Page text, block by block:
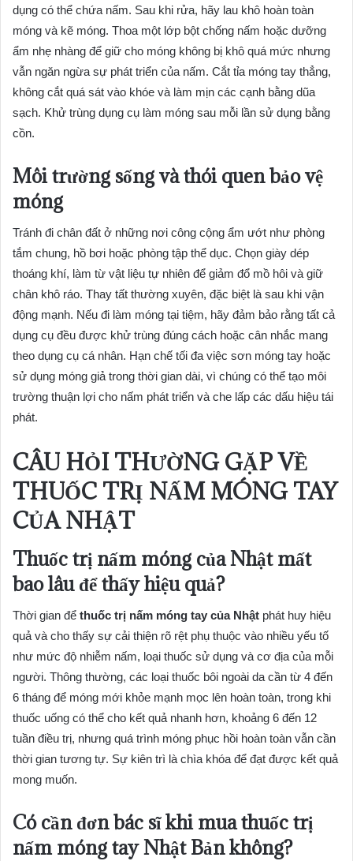
dụng có thể chứa nấm. Sau khi rửa, hãy lau khô hoàn toàn
móng và kẽ móng. Thoa một lớp bột chống nấm hoặc dưỡng
ẩm nhẹ nhàng để giữ cho móng không bị khô quá mức nhưng
vẫn ngăn ngừa sự phát triển của nấm. Cắt tỉa móng tay thẳng,
không cắt quá sát vào khóe và làm mịn các cạnh bằng dũa
sạch. Khử trùng dụng cụ làm móng sau mỗi lần sử dụng bằng
cồn.
Môi trường sống và thói quen bảo vệ
móng
Tránh đi chân đất ở những nơi công cộng ẩm ướt như phòng
tắm chung, hồ bơi hoặc phòng tập thể dục. Chọn giày dép
thoáng khí, làm từ vật liệu tự nhiên để giảm đổ mồ hôi và giữ
chân khô ráo. Thay tất thường xuyên, đặc biệt là sau khi vận
động mạnh. Nếu đi làm móng tại tiệm, hãy đảm bảo rằng tất cả
dụng cụ đều được khử trùng đúng cách hoặc cân nhắc mang
theo dụng cụ cá nhân. Hạn chế tối đa việc sơn móng tay hoặc
sử dụng móng giả trong thời gian dài, vì chúng có thể tạo môi
trường thuận lợi cho nấm phát triển và che lấp các dấu hiệu tái
phát.
CÂU HỎI THƯỜNG GẶP VỀ
THUỐC TRỊ NẤM MÓNG TAY
CỦA NHẬT
Thuốc trị nấm móng của Nhật mất
bao lâu để thấy hiệu quả?
Thời gian để thuốc trị nấm móng tay của Nhật phát huy hiệu
quả và cho thấy sự cải thiện rõ rệt phụ thuộc vào nhiều yếu tố
như mức độ nhiễm nấm, loại thuốc sử dụng và cơ địa của mỗi
người. Thông thường, các loại thuốc bôi ngoài da cần từ 4 đến
6 tháng để móng mới khỏe mạnh mọc lên hoàn toàn, trong khi
thuốc uống có thể cho kết quả nhanh hơn, khoảng 6 đến 12
tuần điều trị, nhưng quá trình móng phục hồi hoàn toàn vẫn cần
thời gian tương tự. Sự kiên trì là chìa khóa để đạt được kết quả
mong muốn.
Có cần đơn bác sĩ khi mua thuốc trị
nấm móng tay Nhật Bản không?